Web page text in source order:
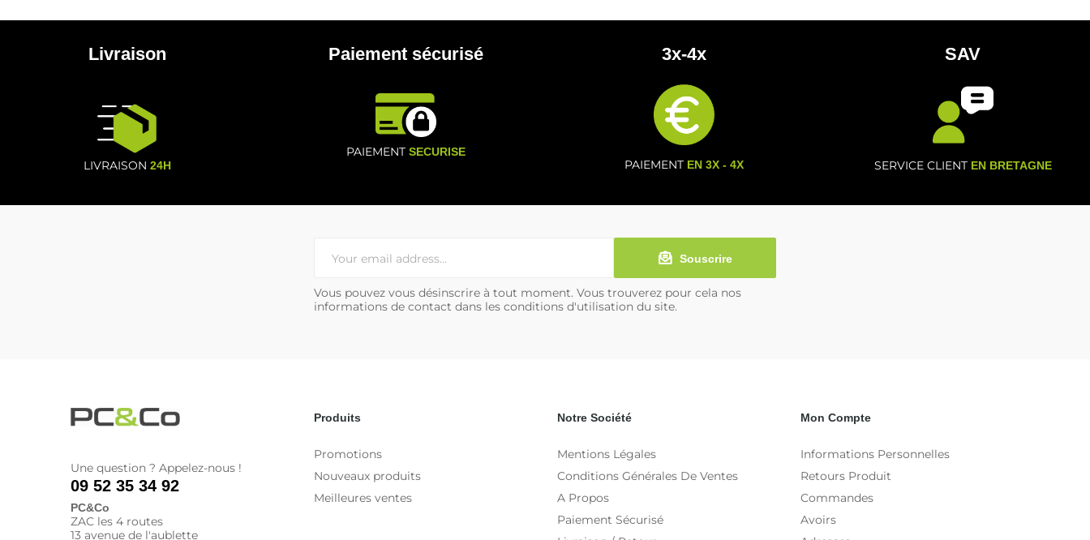
Livraison
LIVRAISON 24H
Paiement sécurisé
PAIEMENT SECURISE
3x-4x
PAIEMENT EN 3X - 4X
SAV
SERVICE CLIENT EN BRETAGNE
Souscrire
Vous pouvez vous désinscrire à tout moment. Vous trouverez pour cela nos
informations de contact dans les conditions d'utilisation du site.
Une question ? Appelez-nous !
09 52 35 34 92
PC&Co
ZAC les 4 routes
13 avenue de l'aublette
Produits
Promotions
Nouveaux produits
Meilleures ventes
Notre Société
Mentions Légales
Conditions Générales De Ventes
A Propos
Paiement Sécurisé
Mon Compte
Informations Personnelles
Retours Produit
Commandes
Avoirs